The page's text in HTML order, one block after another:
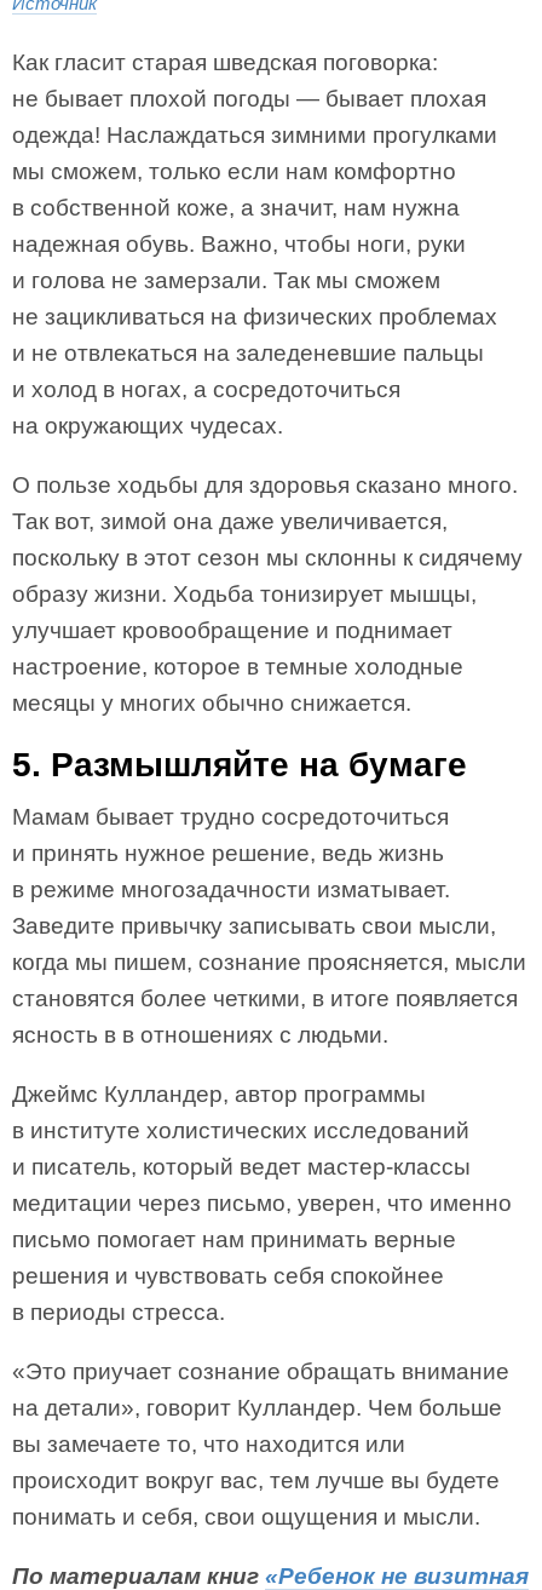
Как гласит старая шведская поговорка:
не бывает плохой погоды — бывает плохая
одежда! Наслаждаться зимними прогулками
мы сможем, только если нам комфортно
в собственной коже, а значит, нам нужна
надежная обувь. Важно, чтобы ноги, руки
и голова не замерзали. Так мы сможем
не зацикливаться на физических проблемах
и не отвлекаться на заледеневшие пальцы
и холод в ногах, а сосредоточиться
на окружающих чудесах.
О пользе ходьбы для здоровья сказано много.
Так вот, зимой она даже увеличивается,
поскольку в этот сезон мы склонны к сидячему
образу жизни. Ходьба тонизирует мышцы,
улучшает кровообращение и поднимает
настроение, которое в темные холодные
месяцы у многих обычно снижается.
5. Размышляйте на бумаге
Мамам бывает трудно сосредоточиться
и принять нужное решение, ведь жизнь
в режиме многозадачности изматывает.
Заведите привычку записывать свои мысли,
когда мы пишем, сознание проясняется, мысли
становятся более четкими, в итоге появляется
ясность в в отношениях с людьми.
Джеймс Кулландер, автор программы
в институте холистических исследований
и писатель, который ведет мастер-классы
медитации через письмо, уверен, что именно
письмо помогает нам принимать верные
решения и чувствовать себя спокойнее
в периоды стресса.
«Это приучает сознание обращать внимание
на детали», говорит Кулландер. Чем больше
вы замечаете то, что находится или
происходит вокруг вас, тем лучше вы будете
понимать и себя, свои ощущения и мысли.
По материалам книг «Ребенок не визитная